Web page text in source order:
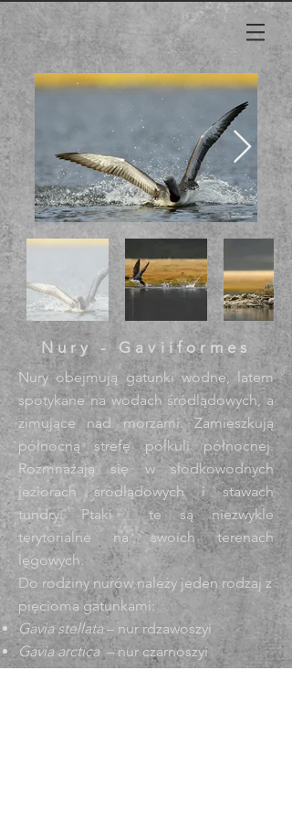
Nury - Gaviiformes
Nury obejmują gatunki wodne, latem
spotykane na wodach śródlądowych, a
zimujące nad morzami. Zamieszkują
północną strefę półkuli północnej.
Rozmnażają się w słodkowodnych
jeziorach śródlądowych i stawach
tundry. Ptaki te są niezwykle
terytorialne na swoich terenach
lęgowych.
Do rodziny nurów należy jeden rodzaj z
pięciomagatunkami:
Gavia stellata– nur rdzawoszyi
Gavia arctica –nur czarnoszyi
Gavia pacifica–nur pacyficzny